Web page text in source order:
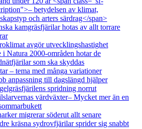
betydelsen av klimat,
och arters särdrag</span>
kamgräsfjärilar hotas av allt torrare
avgör utvecklingshastighet
i Natura 2000-områden hotar de
som ska skyddas
– tema med många variationer
anpassning till dagslängd hjälper
spridning norrut
värdväxter– Mycket mer än en
migrerar söderut allt senare
kräsna sydrovfjärilar sprider sig snabbt